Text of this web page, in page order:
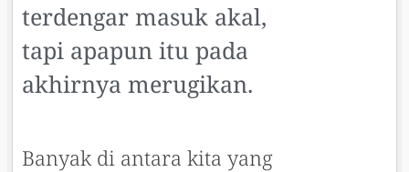
terdengar masuk akal,
tapi apapun itu pada
akhirnya merugikan.
Banyak di antara kita yang